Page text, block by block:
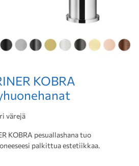
KOBRA
värejä
KOBRA pesuallashana tuo
palkittua estetiikkaa.